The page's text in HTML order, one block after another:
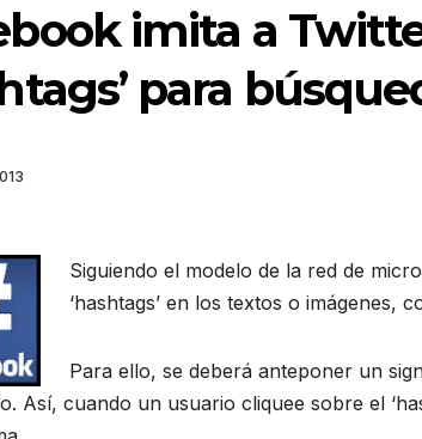
imita a
para
Siguiendo el modelo de la red de
‘hashtags’ en los textos o imágenes,
Para ello, se deberá anteponer un
Así, cuando un usuario cliquee sobre el